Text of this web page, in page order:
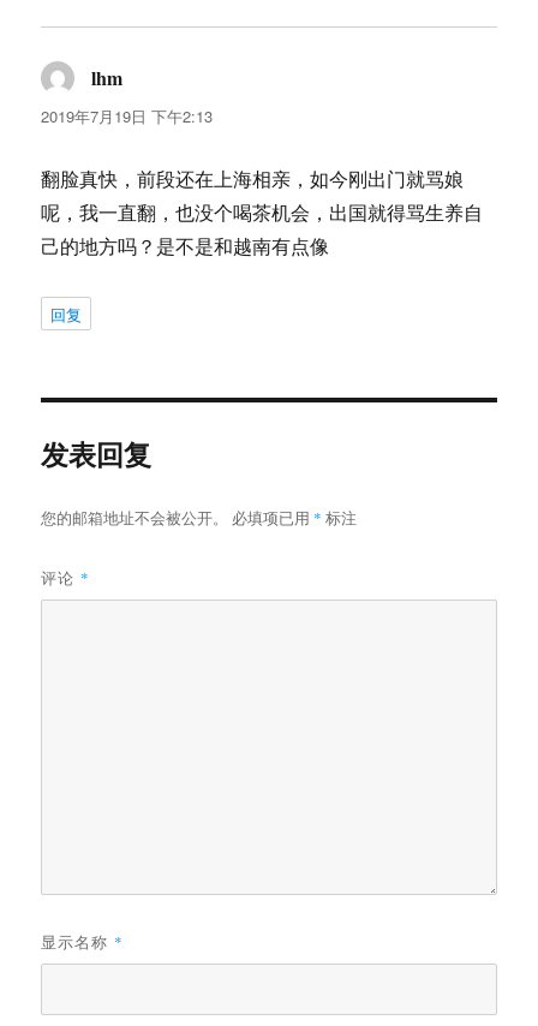
lhm
道：
2019年7月19日 下午2:13
翻脸真快，前段还在上海相亲，如今刚出门就骂娘
呢，我一直翻，也没个喝茶机会，出国就得骂生养自
己的地方吗？是不是和越南有点像
回复
发表回复
您的邮箱地址不会被公开。 必填项已用 * 标注
评论 *
显示名称 *